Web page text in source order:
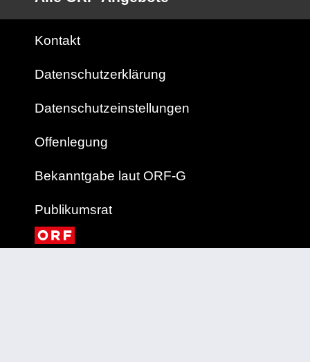
Kontakt
Datenschutzerklärung
Datenschutzeinstellungen
Offenlegung
Bekanntgabe laut ORF-G
Publikumsrat